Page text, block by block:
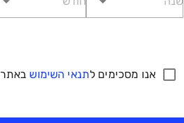
אנו מסכימים לתנאי השימוש